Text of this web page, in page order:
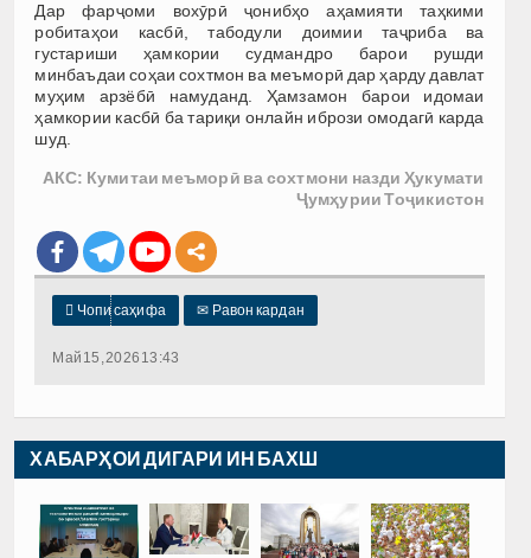
Дар фарҷоми вохӯрӣ ҷонибҳо аҳамияти таҳкими
робитаҳои касбӣ, табодули доимии таҷриба ва
густариши ҳамкории судмандро барои рушди
минбаъдаи соҳаи сохтмон ва меъморӣ дар ҳарду давлат
муҳим арзёбӣ намуданд. Ҳамзамон барои идомаи
ҳамкории касбӣ ба тариқи онлайн ибрози омодагӣ карда
шуд.
АКС: Кумитаи меъморӣ ва сохтмони назди Ҳукумати
Ҷумҳурии Тоҷикистон
 Чопи саҳифа ✉ Равон кардан
Май 15, 2026 13:43
ХАБАРҲОИ ДИГАРИ ИН БАХШ